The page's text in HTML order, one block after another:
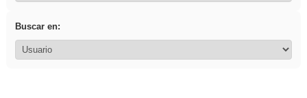
Buscar en: